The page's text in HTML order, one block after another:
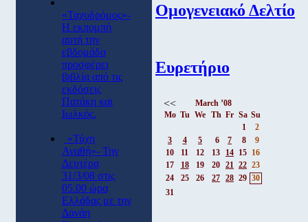
«Ταχυδρόμος»-
Η εκπομπή
αυτή την
εβδομάδα
προσφέρει
βιβλία από τις
εκδόσεις
Πατάκη και
Ιωλκός.
«Τύχη
Αγαθή»- Την
Δευτέρα
31/3/08 στις
05.00 ώρα
Ελλάδας με την
Δανάη
Ομογενειακό Δελτίο
Ευρετήριο
<<
March ’08
Mo Tu We Th Fr Sa Su
1
2
3
4 5 6 7 8
9
10
11 12 13 14 15 16
17
18 19 20 21 22 23
24
25 26 27 28 29 30
31